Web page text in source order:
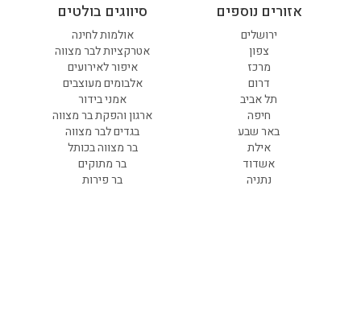
סיווגים בולטים
אולמות לחינה
אטרקציות לבר מצווה
איפור לאירועים
אלבומים מעוצבים
אמני בידור
ארגון והפקת בר מצווה
בגדים לבר מצווה
בר מצווה בכותל
בר מתוקים
בר פירות
אזורים נוספים
ירושלים
צפון
מרכז
דרום
תל אביב
חיפה
באר שבע
אילת
אשדוד
נתניה